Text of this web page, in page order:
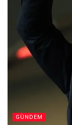
GÜNDEM